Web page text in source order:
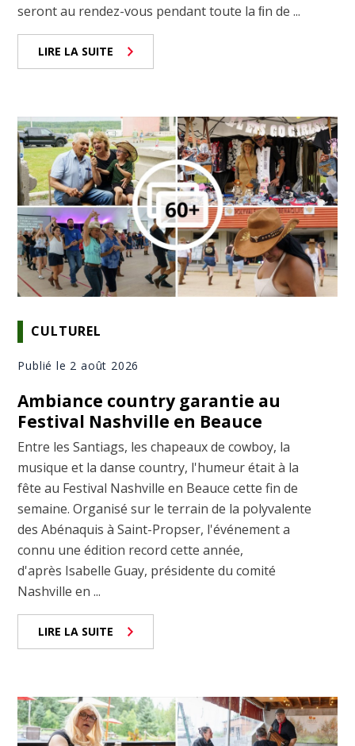
seront au rendez-vous pendant toute la ﬁn de ...
LIRE LA SUITE
CULTUREL
Publié le 2 août 2026
Ambiance country garantie au
Festival Nashville en Beauce
Entre les Santiags, les chapeaux de cowboy, la
musique et la danse country, l'humeur était à la
fête au Festival Nashville en Beauce cette fin de
semaine. Organisé sur le terrain de la polyvalente
des Abénaquis à Saint-Propser, l'événement a
connu une édition record cette année,
d'après Isabelle Guay, présidente du comité
Nashville en ...
LIRE LA SUITE